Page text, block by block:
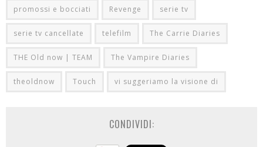
promossi e bocciati Revenge serie tv
serie tv cancellate telefilm The Carrie Diaries
THE Old now | TEAM The Vampire Diaries
theoldnow Touch vi suggeriamo la visione di
CONDIVIDI: